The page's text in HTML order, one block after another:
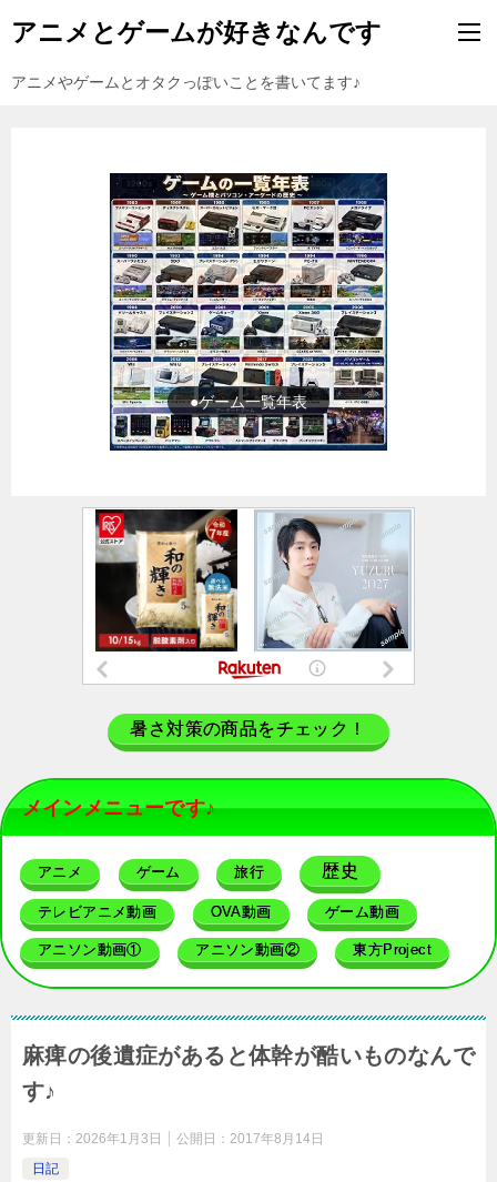
アニメとゲームが好きなんです
アニメやゲームとオタクっぽいことを書いてます♪
●ゲーム一覧年表
暑さ対策の商品をチェック！
メインメニューです♪
アニメ ゲーム 旅行 歴史
テレビアニメ動画 OVA動画 ゲーム動画
アニソン動画① アニソン動画② 東方Project
麻痺の後遺症があると体幹が酷いものなんで
す♪
更新日： 2026年1月3日 公開日： 2017年8月14日
日記